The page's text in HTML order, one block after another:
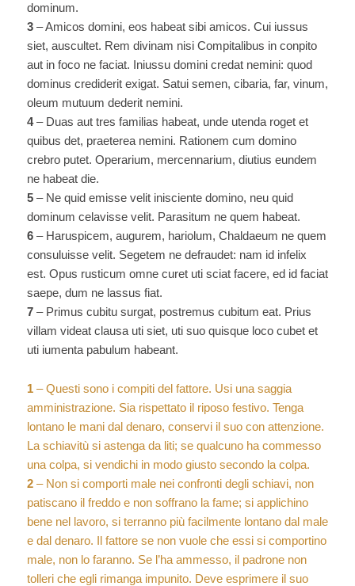
dominum.
3– Amicos domini, eos habeat sibi amicos. Cui iussus
siet, auscultet. Rem divinam nisi Compitalibus in conpito
aut in foco ne faciat. Iniussu domini credat nemini: quod
dominus crediderit exigat. Satui semen, cibaria, far, vinum,
oleum mutuum dederit nemini.
4– Duas aut tres familias habeat, unde utenda roget et
quibus det, praeterea nemini. Rationem cum domino
crebro putet. Operarium, mercennarium, diutius eundem
ne habeat die.
5– Ne quid emisse velit inisciente domino, neu quid
dominum celavisse velit. Parasitum ne quem habeat.
6– Haruspicem, augurem, hariolum, Chaldaeum ne quem
consuluisse velit. Segetem ne defraudet: nam id infelix
est. Opus rusticum omne curet uti sciat facere, ed id faciat
saepe, dum ne lassus fiat.
7– Primus cubitu surgat, postremus cubitum eat. Prius
villam videat clausa uti siet, uti suo quisque loco cubet et
uti iumenta pabulum habeant.
1– Questi sono i compiti del fattore. Usi una saggia
amministrazione. Sia rispettato il riposo festivo. Tenga
lontano le mani dal denaro, conservi il suo con attenzione.
La schiavitù si astenga da liti; se qualcuno ha commesso
una colpa, si vendichi in modo giusto secondo la colpa.
2– Non si comporti male nei confronti degli schiavi, non
patiscano il freddo e non soffrano la fame; si applichino
bene nel lavoro, si terranno più facilmente lontano dal male
e dal denaro. Il fattore se non vuole che essi si comportino
male, non lo faranno. Se l’ha ammesso, il padrone non
tolleri che egli rimanga impunito. Deve esprimere il suo